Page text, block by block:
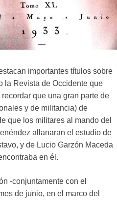
importantes títulos sobre
la Revista de Occidente que
que una gran parte de
y de militancia) de
que los militares al mando del
allanaran el estudio de
y de Lucio Garzón Maceda
en él.
-conjuntamente con el
de junio, en el marco del